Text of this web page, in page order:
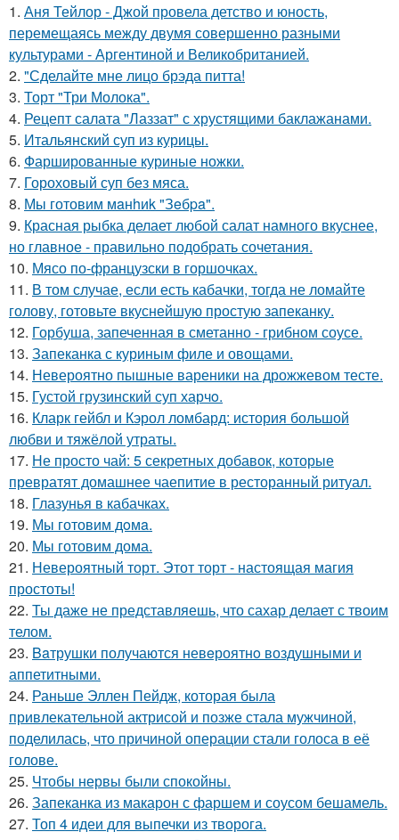
1. Аня Тейлор - Джой провела детство и юность,
перемещаясь между двумя совершенно разными
культурами - Аргентиной и Великобританией.
2. "Сделайте мне лицо брэда питта!
3. Торт "Три Молока".
4. Рецепт салата "Лаззат" с хрустящими баклажанами.
5. Итальянский суп из курицы.
6. Фаршированные куриные ножки.
7. Гороховый суп без мяса.
8. Мы готовим мaнhиk "Зeбpa".
9. Красная рыбка делает любой салат намного вкуснее,
но главное - правильно подобрать сочетания.
10. Мясо по-французски в горшочках.
11. В том случае, если есть кабачки, тогда не ломайте
голову, готовьте вкуснейшую простую запеканку.
12. Горбуша, запеченная в сметанно - грибном соусе.
13. Запеканка с куриным филе и овощами.
14. Невероятно пышные вареники на дрожжевом тесте.
15. Густой грузинский суп харчo.
16. Кларк гейбл и Кэрол ломбард: история большой
любви и тяжёлой утраты.
17. Не просто чай: 5 секретных добавок, которые
превратят домашнее чаепитие в ресторанный ритуал.
18. Глазунья в кабачках.
19. Мы готовим дoмa.
20. Мы готовим дома.
21. Невероятный торт. Этот торт - настоящая магия
простоты!
22. Ты даже не представляешь, что сахар делает с твоим
телом.
23. Baтрушки получаются невeроятнo воздушными и
аппетитными.
24. Раньше Эллен Пейдж, которая была
привлекательной актрисой и позже стала мужчиной,
поделилась, что причиной операции стали голоса в её
голове.
25. Чтобы нервы были спокойны.
26. Запеканка из макарон с фаршем и соусом бешамель.
27. Топ 4 идеи для выпечки из творога.